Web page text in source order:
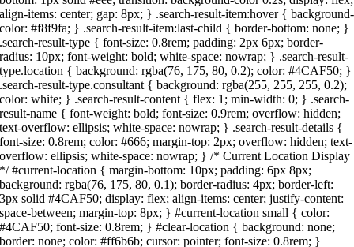
align-items: center; gap: 8px; } .search-result-item:hover { background-
color: #f8f9fa; } .search-result-item:last-child { border-bottom: none; }
.search-result-type { font-size: 0.8rem; padding: 2px 6px; border-
radius: 10px; font-weight: bold; white-space: nowrap; } .search-result-
type.location { background: rgba(76, 175, 80, 0.2); color: #4CAF50; }
.search-result-type.consultant { background: rgba(255, 255, 255, 0.2);
color: white; } .search-result-content { flex: 1; min-width: 0; } .search-
result-name { font-weight: bold; font-size: 0.9rem; overflow: hidden;
text-overflow: ellipsis; white-space: nowrap; } .search-result-details {
font-size: 0.8rem; color: #666; margin-top: 2px; overflow: hidden; text-
overflow: ellipsis; white-space: nowrap; } /* Current Location Display
*/ #current-location { margin-bottom: 10px; padding: 6px 8px;
background: rgba(76, 175, 80, 0.1); border-radius: 4px; border-left:
3px solid #4CAF50; display: flex; align-items: center; justify-content:
space-between; margin-top: 8px; } #current-location small { color:
#4CAF50; font-size: 0.8rem; } #clear-location { background: none;
border: none; color: #ff6b6b; cursor: pointer; font-size: 0.8rem; }